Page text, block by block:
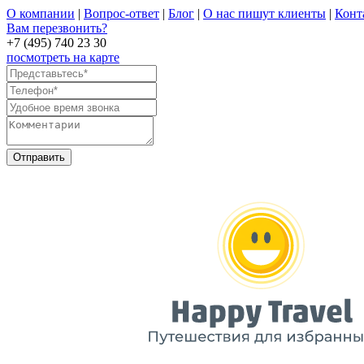
О компании | Вопрос-ответ | Блог | О нас пишут клиенты |
Вам перезвонить?
+7 (495) 740 23 30
посмотреть на карте